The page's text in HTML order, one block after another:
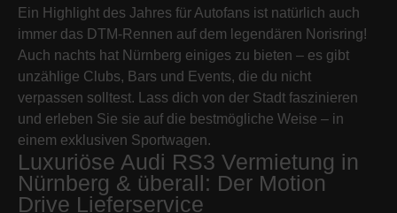
Ein Highlight des Jahres für Autofans ist natürlich auch
immer das DTM-Rennen auf dem legendären Norisring!
Auch nachts hat Nürnberg einiges zu bieten – es gibt
unzählige Clubs, Bars und Events, die du nicht
verpassen solltest. Lass dich von der Stadt faszinieren
und erleben Sie sie auf die bestmögliche Weise – in
einem exklusiven Sportwagen.
Luxuriöse Audi RS3 Vermietung in
Nürnberg & überall: Der Motion
Drive Lieferservice